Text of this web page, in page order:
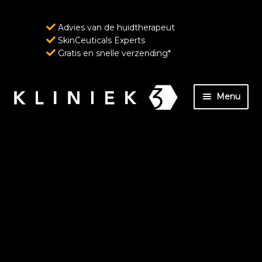
Advies van de huidtherapeut
SkinCeuticals Experts
Gratis en snelle verzending*
Ga
door
Ga
naar
Menu